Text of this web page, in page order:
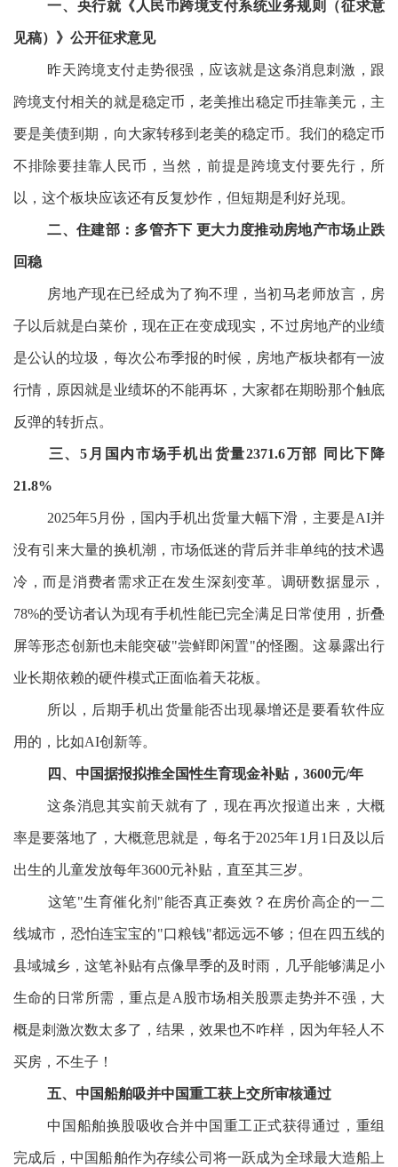
一、央行就《人民币跨境支付系统业务规则（征求意
见稿）》公开征求意见
昨天跨境支付走势很强，应该就是这条消息刺激，跟
跨境支付相关的就是稳定币，老美推出稳定币挂靠美元，主
要是美债到期，向大家转移到老美的稳定币。我们的稳定币
不排除要挂靠人民币，当然，前提是跨境支付要先行，所
以，这个板块应该还有反复炒作，但短期是利好兑现。
二、住建部：多管齐下 更大力度推动房地产市场止跌
回稳
房地产现在已经成为了狗不理，当初马老师放言，房
子以后就是白菜价，现在正在变成现实，不过房地产的业绩
是公认的垃圾，每次公布季报的时候，房地产板块都有一波
行情，原因就是业绩坏的不能再坏，大家都在期盼那个触底
反弹的转折点。
三、5月国内市场手机出货量2371.6万部 同比下降
21.8%
2025年5月份，国内手机出货量大幅下滑，主要是AI并
没有引来大量的换机潮，市场低迷的背后并非单纯的技术遇
冷，而是消费者需求正在发生深刻变革。调研数据显示，
78%的受访者认为现有手机性能已完全满足日常使用，折叠
屏等形态创新也未能突破"尝鲜即闲置"的怪圈。这暴露出行
业长期依赖的硬件模式正面临着天花板。
所以，后期手机出货量能否出现暴增还是要看软件应
用的，比如AI创新等。
四、中国据报拟推全国性生育现金补贴，3600元/年
这条消息其实前天就有了，现在再次报道出来，大概
率是要落地了，大概意思就是，每名于2025年1月1日及以后
出生的儿童发放每年3600元补贴，直至其三岁。
这笔"生育催化剂"能否真正奏效？在房价高企的一二
线城市，恐怕连宝宝的"口粮钱"都远远不够；但在四五线的
县域城乡，这笔补贴有点像旱季的及时雨，几乎能够满足小
生命的日常所需，重点是A股市场相关股票走势并不强，大
概是刺激次数太多了，结果，效果也不咋样，因为年轻人不
买房，不生子！
五、中国船舶吸并中国重工获上交所审核通过
中国船舶换股吸收合并中国重工正式获得通过，重组
完成后，中国船舶作为存续公司将一跃成为全球最大造船上